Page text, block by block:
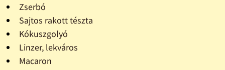
Zserbó
Sajtos rakott tészta
Kókuszgolyó
Linzer, lekváros
Macaron